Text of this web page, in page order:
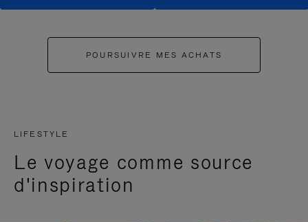
POURSUIVRE MES ACHATS
LIFESTYLE
Le voyage comme source
d'inspiration